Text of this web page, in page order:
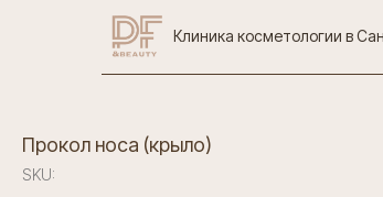
Клиника косметологии в
Прокол носа (крыло)
SKU: